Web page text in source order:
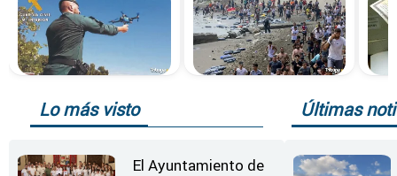
Lo más visto
El Ayuntamiento de
Últimas